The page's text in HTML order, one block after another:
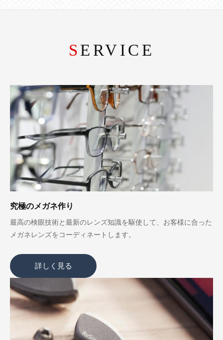
SERVICE
究極のメガネ作り
最高の検眼技術と最新のレンズ知識を駆使して、お客様に合った
メガネレンズをコーディネートします。
詳しく見る